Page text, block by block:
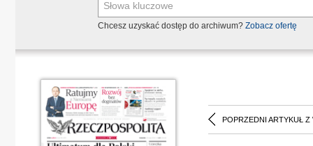
Chcesz uzyskać dostęp do archiwum? Zobacz ofertę
POPRZEDNI ARTYKUŁ Z